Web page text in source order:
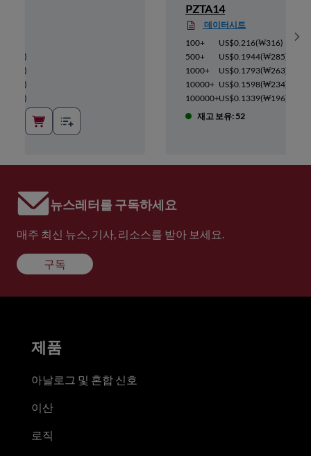
)
)
)
)
PZTA14
데이터시트
100+
US$0.216(₩316)
500+
US$0.1944(₩285)
1000+
US$0.1793(₩263)
10000+ US$0.1598(₩234)
100000+US$0.1339(₩196)
재고 보유: 52
뉴스레터를 구독하세요
매주 최신 뉴스, 기사, 리소스를 받아 보세요.
구독
제품
아날로그 및 혼합 신호
이산
로직